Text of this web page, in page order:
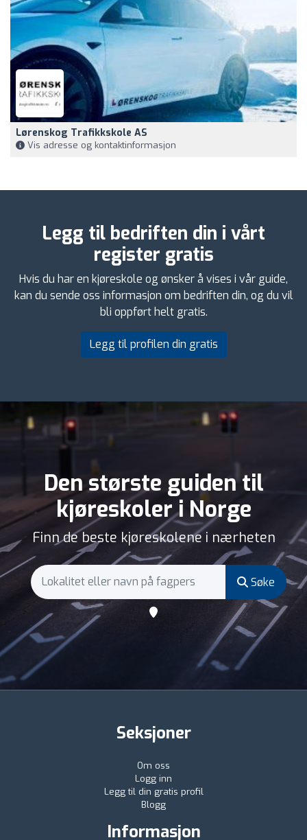
Lørenskog Trafikkskole AS
Vis adresse og kontaktinformasjon
Legg til bedriften din i vårt
register gratis
Hvis du har en kjøreskole og ønsker å vises i vår guide,
kan du sende oss informasjon om bedriften din, og du vil
bli oppført helt gratis.
Legg til profilen din gratis
Den største guiden til
kjøreskoler i Norge
Finn de beste kjøreskolene i nærheten
Søke
Seksjoner
Om oss
Logg inn
Legg til din gratis profil
Blogg
Informasjon